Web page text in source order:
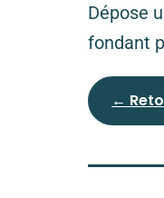
Dépose
fondant
←